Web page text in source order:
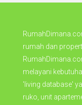
rumah dan
melayani
'living database'
ruko, unit